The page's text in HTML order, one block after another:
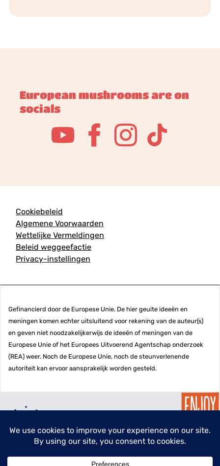
European mushrooms are on
socials
Cookiebeleid
Algemene Voorwaarden
Wettelijke Vermeldingen
Beleid weggeefactie
Privacy-instellingen
Gefinancierd door de Europese Unie. De hier geuite ideeën en
meningen komen echter uitsluitend voor rekening van de auteur(s)
en geven niet noodzakelijkerwijs de ideeën of meningen van de
Europese Unie of het Europees Uitvoerend Agentschap onderzoek
(REA) weer. Noch de Europese Unie, noch de steunverlenende
autoriteit kan ervoor aansprakelijk worden gesteld.